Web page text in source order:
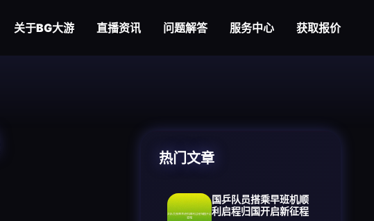
关于BG大游 直播资讯 问题解答 服务中心 获取报价
热门文章
国乒队员搭乘早班机顺
利启程归国开启新征程